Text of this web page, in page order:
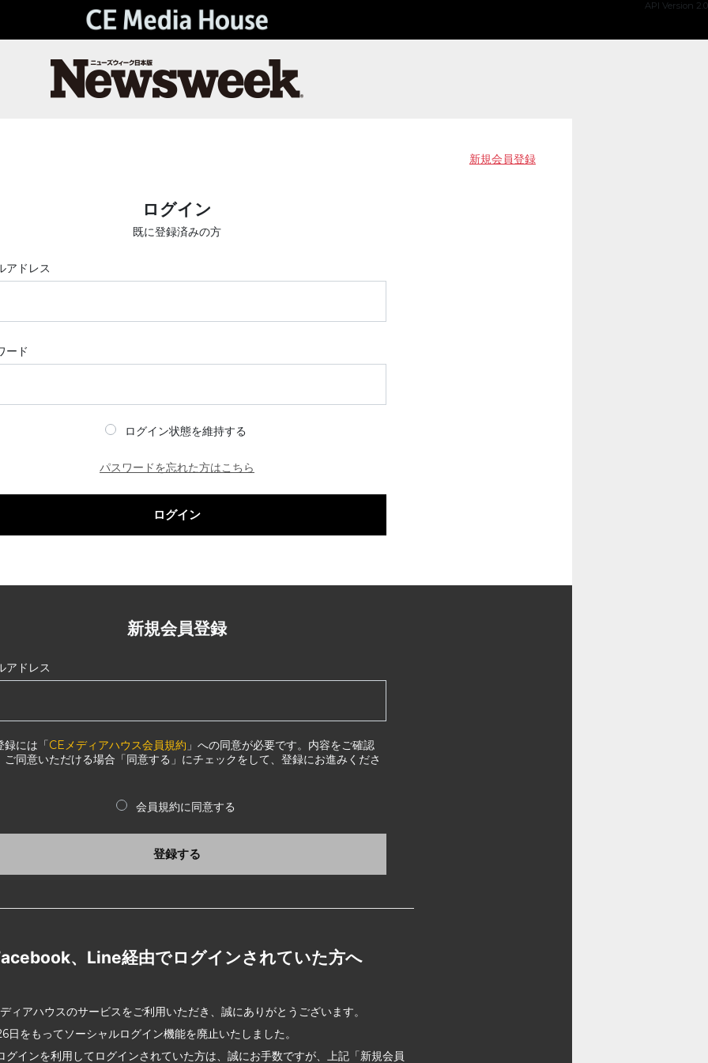
API Version 2.0
新規会員登録
ログイン
既に登録済みの方
アドレス
ード
ログイン状態を維持する
パスワードを忘れた方はこちら
ログイン
新規会員登録
アドレス
録には「CEメディアハウス会員規約 」への同意が必要です。内容をご確認
ご同意いただける場合「同意する」にチェックをして、登録にお進みくださ
会員規約に同意する
登録する
、Line経由でログインされていた方へ
ィアハウスのサービスをご利用いただき、誠にありがとうございます。
日をもってソーシャルログイン機能を廃止いたしました。
グインを利用してログインされていた方は、誠にお手数ですが、上記「新規会員